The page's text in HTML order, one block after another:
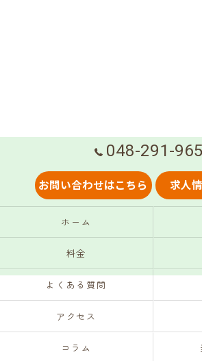
048-291-
お問い合わせはこちら 求人
ホーム
料金
よくある質問
アクセス
コラム